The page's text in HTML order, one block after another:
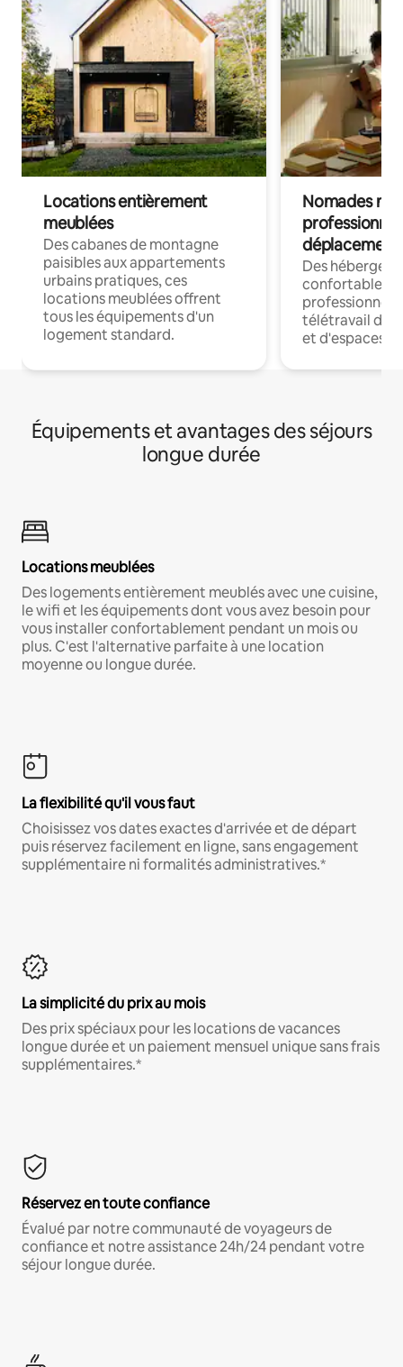
Locations entièrement
meublées
Des cabanes de montagne
paisibles aux appartements
urbains pratiques, ces
locations meublées offrent
tous les équipements d'un
logement standard.
Nomades
déplacement
Des
confortables
professionnels
télétravail
et d'espaces
Équipements et avantages des séjours
longue durée
Locations meublées
Des logements entièrement meublés avec une cuisine,
le wifi et les équipements dont vous avez besoin pour
vous installer confortablement pendant un mois ou
plus. C'est l'alternative parfaite à une location
moyenne ou longue durée.
La flexibilité qu'il vous faut
Choisissez vos dates exactes d'arrivée et de départ
puis réservez facilement en ligne, sans engagement
supplémentaire ni formalités administratives.*
La simplicité du prix au mois
Des prix spéciaux pour les locations de vacances
longue durée et un paiement mensuel unique sans frais
supplémentaires.*
Réservez en toute confiance
Évalué par notre communauté de voyageurs de
confiance et notre assistance 24h/24 pendant votre
séjour longue durée.